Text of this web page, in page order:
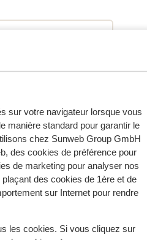
sur votre navigateur lorsque vous
manière standard pour garantir le
chez Sunweb Group GmbH
des cookies de préférence pour
de marketing pour analyser nos
des cookies de 1ère et de
sur Internet pour rendre
les cookies. Si vous cliquez sur